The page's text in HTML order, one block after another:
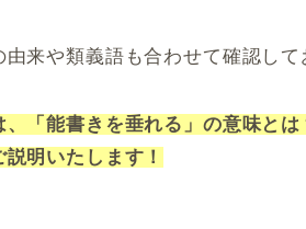
由来や類義語も合わせて確認して
、「能書きを垂れる」の意味と
説明いたします！